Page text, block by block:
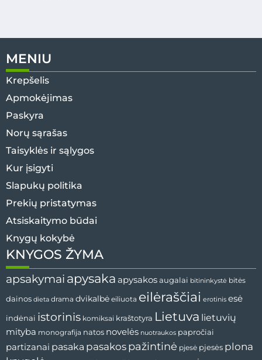
MENIU
Krepšelis
Apmokėjimas
Paskyra
Norų sąrašas
Taisyklės ir sąlygos
Kur įsigyti
Slapukų politika
Prekių pristatymas
Atsiskaitymo būdai
Knygų kokybė
KNYGOS ŽYMA
apsakymai apysaka apysakos augalai bitininkystė bitės
dainos dieta drama dvikalbė eiliuota eilėraščiai erotinis esė
indėnai istorinis komiksai kraštotyra Lietuva lietuvių
mityba monografija natos novelės nuotraukos papročiai
partizanai pasaka pasakos pažintinė pjesė pjesės plona